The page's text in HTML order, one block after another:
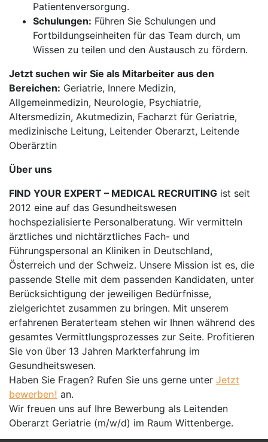
Patientenversorgung.
Schulungen: Führen Sie Schulungen und
Fortbildungseinheiten für das Team durch, um
Wissen zu teilen und den Austausch zu fördern.
Jetzt suchen wir Sie als Mitarbeiter aus den
Bereichen: Geriatrie, Innere Medizin,
Allgemeinmedizin, Neurologie, Psychiatrie,
Altersmedizin, Akutmedizin, Facharzt für Geriatrie,
medizinische Leitung, Leitender Oberarzt, Leitende
Oberärztin
Über uns
FIND YOUR EXPERT – MEDICAL RECRUITING ist seit
2012 eine auf das Gesundheitswesen
hochspezialisierte Personalberatung. Wir vermitteln
ärztliches und nichtärztliches Fach- und
Führungspersonal an Kliniken in Deutschland,
Österreich und der Schweiz. Unsere Mission ist es, die
passende Stelle mit dem passenden Kandidaten, unter
Berücksichtigung der jeweiligen Bedürfnisse,
zielgerichtet zusammen zu bringen. Mit unserem
erfahrenen Beraterteam stehen wir Ihnen während des
gesamtes Vermittlungsprozesses zur Seite. Profitieren
Sie von über 13 Jahren Markterfahrung im
Gesundheitswesen.
Haben Sie Fragen? Rufen Sie uns gerne unter Jetzt
bewerben! an.
Wir freuen uns auf Ihre Bewerbung als Leitenden
Oberarzt Geriatrie (m/w/d) im Raum Wittenberge.